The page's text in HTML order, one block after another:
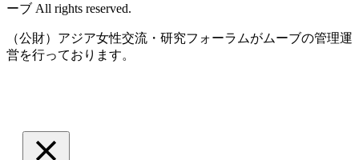
ーブ All rights reserved.
（公財）アジア女性交流・研究フォーラムがムーブの管理運
営を行っております。